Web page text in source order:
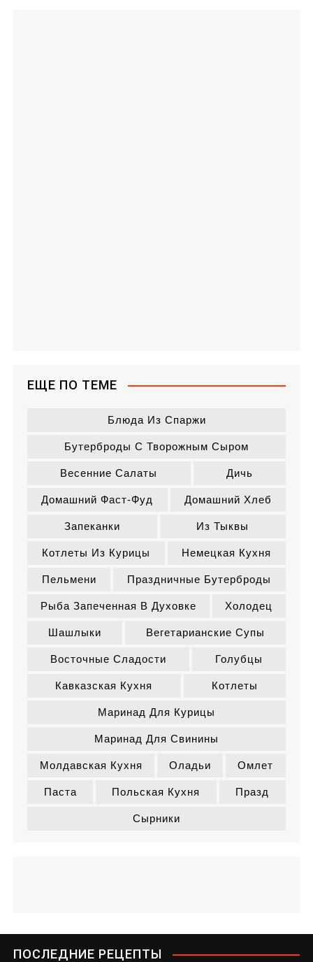
ЕЩЕ ПО ТЕМЕ
Блюда Из Спаржи
Бутерброды С Творожным Сыром
Весенние Салаты Дичь
Домашний Фаст-Фуд Домашний Хлеб
Запеканки Из Тыквы
Котлеты Из Курицы Немецкая Кухня
Пельмени Праздничные Бутерброды
Рыба Запеченная В Духовке Холодец
Шашлыки Вегетарианские Супы
Восточные Сладости Голубцы
Кавказская Кухня Котлеты
Маринад Для Курицы
Маринад Для Свинины
Молдавская Кухня Оладьи Омлет
Паста Польская Кухня Празд
Сырники
ПОСЛЕДНИЕ РЕЦЕПТЫ